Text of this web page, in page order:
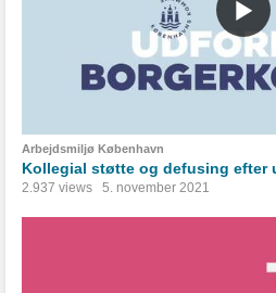
Arbejdsmiljø København
Kollegial støtte og defusing efter
2.937 views 5. november 2021